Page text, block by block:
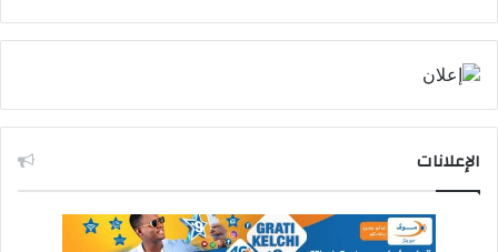
الإعلانات